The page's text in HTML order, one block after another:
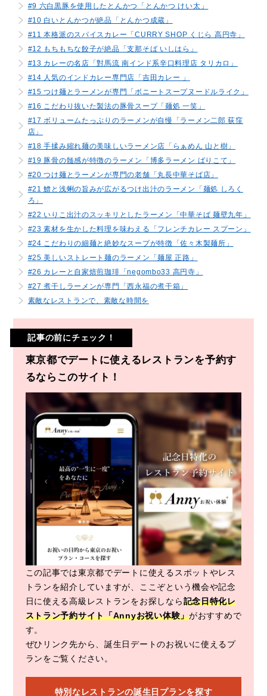
#9 六白黒豚を使用したとんかつ「とんかつ けい太」
#10 白いとんかつが絶品「とんかつ成蔵」
#11 本格派のスパイスカレー「CURRY SHOP くじら 高円寺」
#12 もちもちな餃子が絶品「支那そば いしはら」
#13 カレーの名店「對馬流 南インド系辛口料理店 タリカロ」
#14 人気のインドカレー専門店「吉田カレー 」
#15 つけ麺とラーメンが専門「ボニートスープヌードルライク」
#16 こだわり抜いた製法の豚骨スープ「麺処 一笑」
#17 ボリュームたっぷりのラーメンが自慢「ラーメン二郎 荻窪
店」
#18 手揉み縮れ麺の美味しいラーメン店「らぁめん 山と樹」
#19 豚骨の髄感が特徴のラーメン「博多ラーメン ばりこて」
#20 つけ麺とラーメンが専門の老舗「丸長中華そば店」
#21 鱧と浅蜊の旨みが広がるつけ出汁のラーメン「麺処 しろく
ろ」
#22 いりこ出汁のスッキリとしたラーメン「中華そば 麺壁九年」
#23 素材を生かした料理を味わえる「フレンチカレー スプーン」
#24 こだわりの細麺と絶妙なスープが特徴「佐々木製麺所」
#25 美しいストレート麺のラーメン「麺屋 正路」
#26 カレーと自家焙煎珈琲「negombo33 高円寺」
#27 煮干しラーメンが専門「西永福の煮干箱」
素敵なレストランで、素敵な時間を
記事の前にチェック！
東京都でデートに使えるレストランを予約す
るならこのサイト！
この記事では東京都でデートに使えるスポットやレス
トランを紹介していますが、ここぞという機会や記念
日に使える高級レストランをお探しなら記念日特化レ
ストラン予約サイト「Annyお祝い体験」がおすすめで
す。
ぜひリンク先から、誕生日デートのお祝いに使えるプ
ランをご覧ください。
特別なレストランの誕生日プランを探す